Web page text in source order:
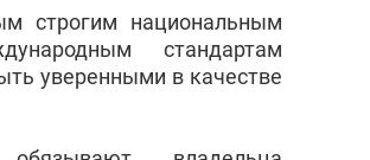
строгим национальным
стандартам
уверенными в качестве